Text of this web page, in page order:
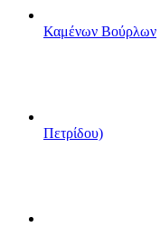
Καμένων Βούρλων
Πετρίδου)